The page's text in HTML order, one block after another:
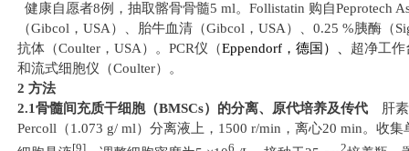
健康自愿者8例 ，抽取髂骨骨髓5 ml。 Follistatin 购自Peprotech
（Gibcol ， USA）、胎牛血清（Gibcol ， USA）、 0.25 %胰酶（
抗体（Coulter ， USA）。 PCR仪（Eppendorf ，德国）、 超净工
和流式细胞仪（Coulter）。
2 方法
2.1骨髓间充质干细胞（BMSCs）的分离、原代培养及传代
肝
Percoll （1.073 g/ ml）分离液上， 1500 r/min ， 离心20 min。收集
[9] 6 2